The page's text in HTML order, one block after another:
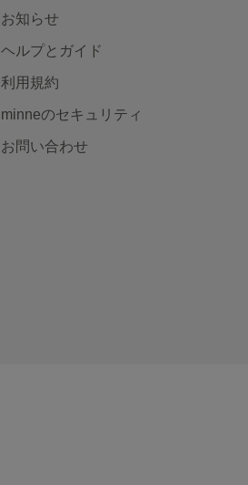
お知らせ
ヘルプとガイド
利用規約
minneのセキュリティ
お問い合わせ